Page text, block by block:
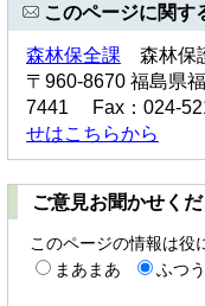
このページに関す
森林保全課 森林保
〒960-8670 福島県
7441 Fax：024-
せはこちらから
ご意見お聞かせく
このページの情報は役
まあまあ
ふつう